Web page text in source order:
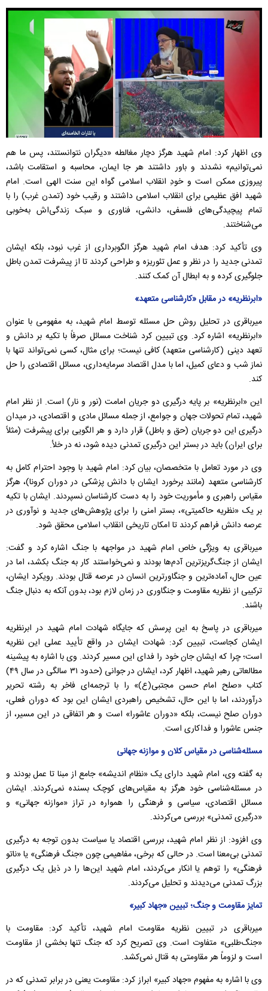
وی اظهار کرد: امام شهید هرگز دچار مغالطه «دیگران نتوانستند، پس ما هم
نمی‌توانیم» نشدند و باور داشتند هر جا ایمان، محاسبه و استقامت باشد،
پیروزی ممکن است و خودِ انقلاب اسلامی گواه این سنت الهی است. امام
شهید افق عظیمی برای انقلاب اسلامی داشتند و رقیب خود (تمدن غرب) را با
تمام پیچیدگی‌های فلسفی، دانشی، فناوری و سبک زندگی‌اش به‌خوبی
می‌شناختند.
وی تأکید کرد: هدف امام شهید هرگز الگوبرداری از غرب نبود، بلکه ایشان
تمدنی جدید را در نظر و عمل تئوریزه و طراحی کردند تا از پیشرفت تمدن باطل
جلوگیری کرده و به ابطال آن کمک کنند.
«ابرنظریه» در مقابل «کارشناسی متعهد»
میرباقری در تحلیل روش حل مسئله توسط امام شهید، به مفهومی با عنوان
«ابرنظریه» اشاره کرد. وی تبیین کرد شناخت مسائل صرفاً با تکیه بر دانش و
تعهد دینی (کارشناسی متعهد) کافی نیست؛ برای مثال، کسی نمی‌تواند تنها با
نماز شب و دعای کمیل، اما با مدل اقتصاد سرمایه‌داری، مسائل اقتصادی را حل
کند.
این «ابرنظریه» بر پایه درگیری دو جریان امامت (نور و نار) است. از نظر امام
شهید، تمام تحولات جهان و جوامع، از جمله مسائل مادی و اقتصادی، در میدان
درگیری این دو جریان (حق و باطل) قرار دارد و هر الگویی برای پیشرفت (مثلاً
برای ایران) باید در بستر این درگیری تمدنی دیده شود، نه در خلأ.
وی در مورد تعامل با متخصصان، بیان کرد: امام شهید با وجود احترام کامل به
کارشناسی متعهد (مانند برخورد ایشان با دانش پزشکی در دوران کرونا)، هرگز
مقیاس راهبری و مأموریت خود را به دست کارشناسان نسپردند. ایشان با تکیه
بر یک «نظریه حاکمیتی»، بستر امنی را برای پژوهش‌های جدید و نوآوری در
عرصه دانش فراهم کردند تا امکان تاریخی انقلاب اسلامی محقق شود.
میرباقری به ویژگی خاص امام شهید در مواجهه با جنگ اشاره کرد و گفت:
ایشان از جنگ‌گریزترین آدم‌ها بودند و نمی‌خواستند کار به جنگ بکشد، اما در
عین حال، آماده‌ترین و جنگاورترین انسان در عرصه قتال بودند. رویکرد ایشان،
ترکیبی از نظریه مقاومت و جنگاوری در زمان لازم بود، بدون آنکه به دنبال جنگ
باشند.
میرباقری در پاسخ به این پرسش که جایگاه شهادت امام شهید در ابرنظریه
ایشان کجاست، تبیین کرد: شهادت ایشان در واقع تأیید عملی این نظریه
است؛ چرا که ایشان جان خود را فدای این مسیر کردند. وی با اشاره به پیشینه
مطالعاتی رهبر شهید، اظهار کرد، ایشان در جوانی (حدود ۳۱ سالگی در سال ۴۹)
کتاب «صلح امام حسن مجتبی(ع)» را با ترجمه‌ای فاخر به رشته تحریر
درآوردند، اما با این حال، تشخیص راهبردی ایشان این بود که دوران فعلی،
دوران صلح نیست، بلکه «دوران عاشورا» است و هر اتفاقی در این مسیر، از
جنس عاشورا و فداکاری است.
مسئله‌شناسی در مقیاس کلان و موازنه جهانی
به گفته وی، امام شهید دارای یک «نظام اندیشه» جامع از مبنا تا عمل بودند و
در مسئله‌شناسی خود هرگز به مقیاس‌های کوچک بسنده نمی‌کردند. ایشان
مسائل اقتصادی، سیاسی و فرهنگی را همواره در تراز «موازنه جهانی» و
«درگیری تمدنی» بررسی می‌کردند.
وی افزود: از نظر امام شهید، بررسی اقتصاد یا سیاست بدون توجه به درگیری
تمدنی بی‌معنا است. در حالی که برخی، مفاهیمی چون «جنگ فرهنگی» یا «ناتو
فرهنگی» را توهم یا انکار می‌کردند، امام شهید این‌ها را در ذیل یک درگیری
بزرگ تمدنی می‌دیدند و تحلیل می‌کردند.
تمایز مقاومت و جنگ؛ تبیین «جهاد کبیر»
میرباقری در تبیین نظریه مقاومت امام شهید، تأکید کرد: مقاومت با
«جنگ‌طلبی» متفاوت است. وی تصریح کرد که جنگ تنها بخشی از مقاومت
است و لزوماً هر مقاومتی به قتال نمی‌کشد.
وی با اشاره به مفهوم «جهاد کبیر» ابراز کرد: مقاومت یعنی در برابر تمدنی که در